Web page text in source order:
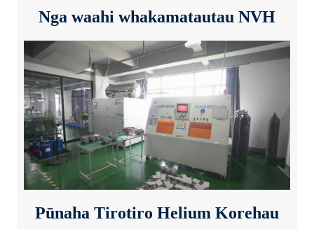
Nga waahi whakamatautau NVH
Pūnaha Tirotiro Helium Korehau